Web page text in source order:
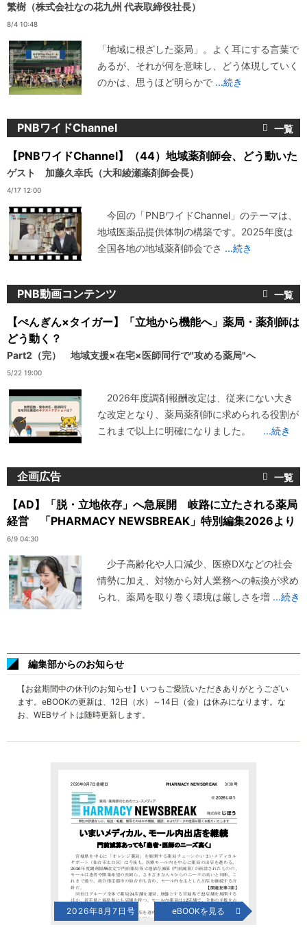
繁樹（株式会社なの花九州 代表取締役社長）
8/4 10:48
「地域に根ざした薬局」。よく耳にする言葉で
あるが、それが何を意味し、どう体現していく
のかは、思うほど明らかで ...続き
PNBワイドChannel
【PNBワイドChannel】（44）地域薬剤師会、どう動いた
ゲスト 加藤久幸氏（大和綾瀬薬剤師会長）
4/17 12:00
今回の「PNBワイドChannel」のテーマは、
地域医薬品提供体制の構築です。2025年度は
全国各地の地域薬剤師会でさ ...続き
PNB動画コンテンツ
【ぺんぎん×タイガー】「立地から機能へ」薬局・薬剤師は
どう動く？
Part2（完） 地域支援×在宅×医師同行で"攻める薬局"へ
5/22 19:00
2026年度調剤報酬改定は、従来にない大き
な改定となり、薬局薬剤師に求められる役割が
これまで以上に明確になりました。
...続き
企画広告
【AD】「脱・立地依存」へ急展開 岐路に立たされる薬局
経営 「PHARMACY NEWSBREAK」特別編集2026より
6/9 04:30
少子高齢化や人口減少、医療DXなどの社会
情勢に加え、対物から対人業務への転換が求め
られ、薬局を取り巻く環境は厳しさを増 ...続き
編集部からのお知らせ
【お盆期間中の休刊のお知らせ】いつもご愛読いただきありがとうござい
ます。eBOOKの更新は、12日（水）～14日（金）は休みになります。な
お、WEBサイトは随時更新します。
2026年8月7日号 eBOOKを見る